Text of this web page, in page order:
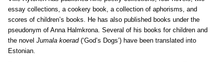
essay collections, a cookery book, a collection of aphorisms, and
scores of children’s books. He has also published books under the
pseudonym of Anna Halmkrona. Several of his books for children and
the novel Jumala koerad(‘God’s Dogs’) have been translated into
Estonian.